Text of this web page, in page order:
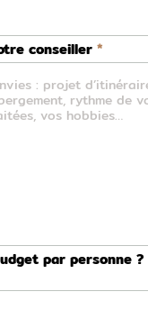
conseiller
par personne ?